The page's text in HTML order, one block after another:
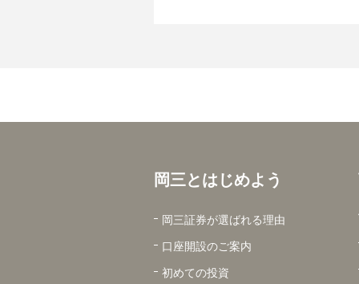
岡三とはじめよう
岡三証券が選ばれる理由
口座開設のご案内
初めての投資